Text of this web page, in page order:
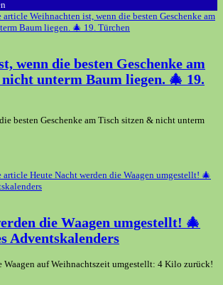
wenn die besten Geschenke am
unterm Baum liegen. 🎄 19.
besten Geschenke am Tisch sitzen & nicht unterm
die Waagen umgestellt! 🎄
Adventskalenders
Waagen auf Weihnachtszeit umgestellt: 4 Kilo zurück!